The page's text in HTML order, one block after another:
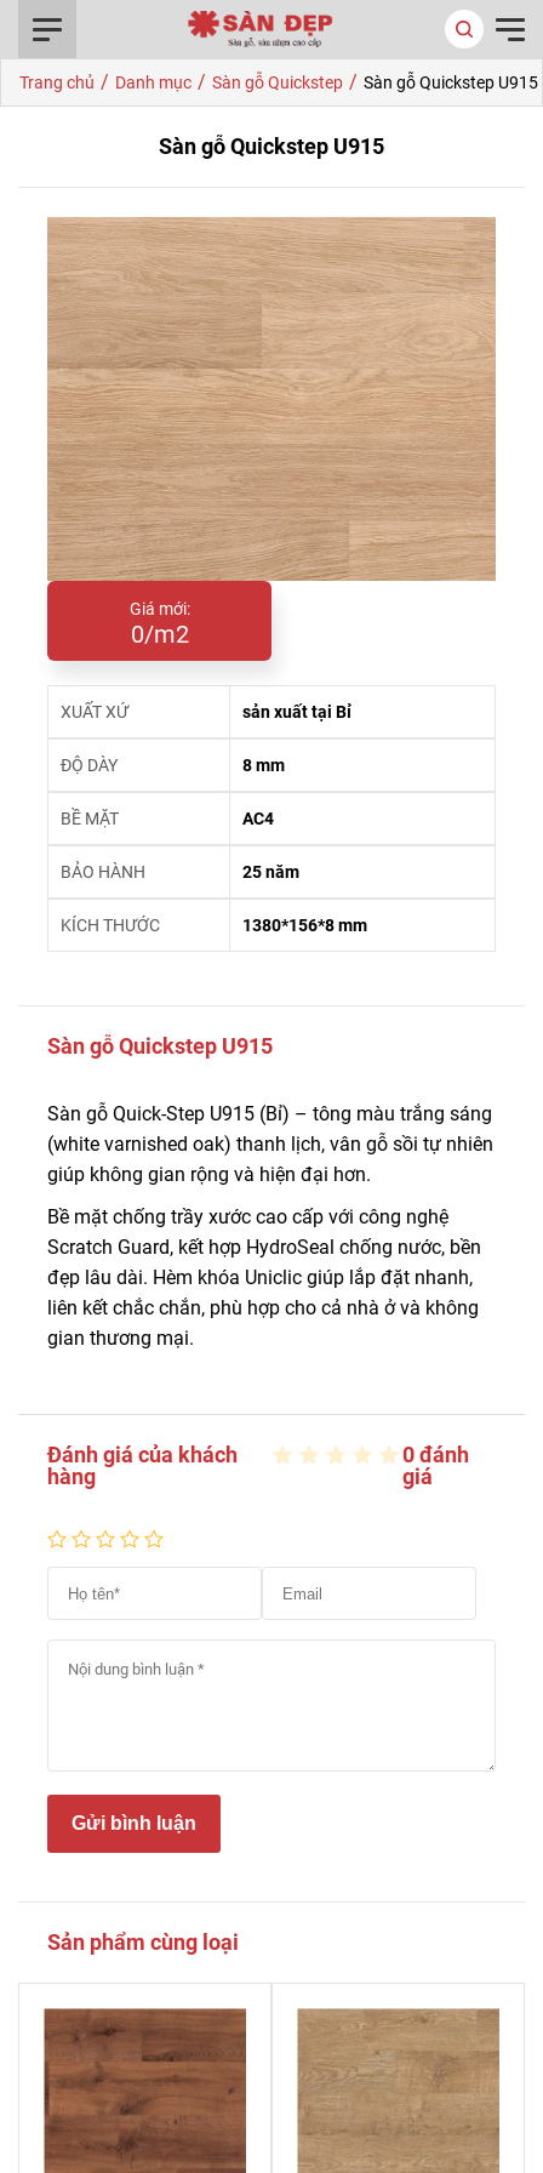
Trang chủ / Danh mục / Sàn gỗ Quickstep / Sàn gỗ Quickstep U915
Sàn gỗ Quickstep U915
Giá mới:
0/m2
XUẤT XỨ sản xuất tại Bỉ
ĐỘ DÀY 8 mm
BỀ MẶT AC4
BẢO HÀNH 25 năm
KÍCH THƯỚC 1380*156*8 mm
Sàn gỗ Quickstep U915
Sàn gỗ Quick-Step U915 (Bỉ) – tông màu trắng sáng
(white varnished oak) thanh lịch, vân gỗ sồi tự nhiên
giúp không gian rộng và hiện đại hơn.
Bề mặt chống trầy xước cao cấp với công nghệ
Scratch Guard, kết hợp HydroSeal chống nước, bền
đẹp lâu dài. Hèm khóa Uniclic giúp lắp đặt nhanh,
liên kết chắc chắn, phù hợp cho cả nhà ở và không
gian thương mại.
Đánh giá của khách
hàng
0 đánh
giá
Gửi bình luận
Sản phẩm cùng loại